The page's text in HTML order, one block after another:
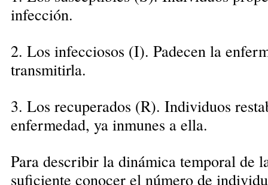
infección.
2. Los infecciosos (I). Padecen la
transmitirla.
3. Los recuperados (R). Individuos
enfermedad, ya inmunes a ella.
Para describir la dinámica temporal de
suficiente conocer el número de